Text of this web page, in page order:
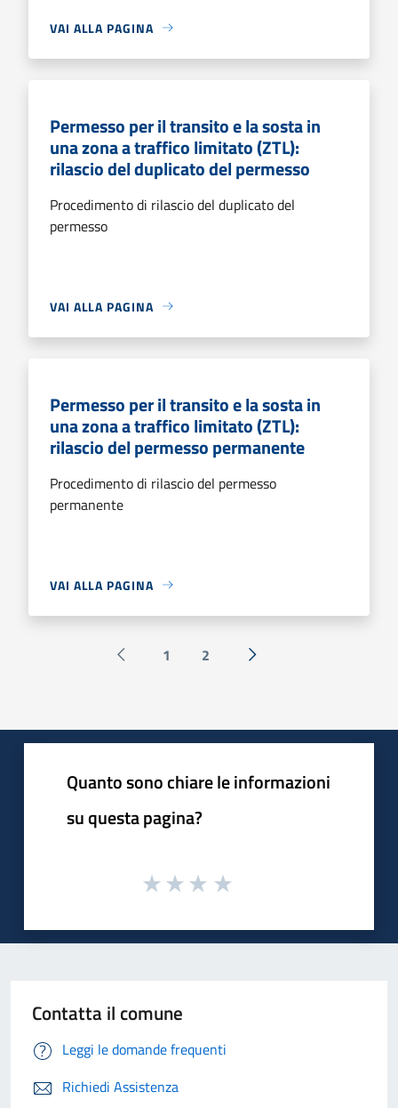
VAI ALLA PAGINA
Permesso per il transito e la sosta in
una zona a traffico limitato (ZTL):
rilascio del duplicato del permesso
Procedimento di rilascio del duplicato del
permesso
VAI ALLA PAGINA
Permesso per il transito e la sosta in
una zona a traffico limitato (ZTL):
rilascio del permesso permanente
Procedimento di rilascio del permesso
permanente
VAI ALLA PAGINA
Pagina precedente
1 2 Successiva »
Quanto sono chiare le informazioni
su questa pagina?
Contatta il comune
Leggi le domande frequenti
Richiedi Assistenza